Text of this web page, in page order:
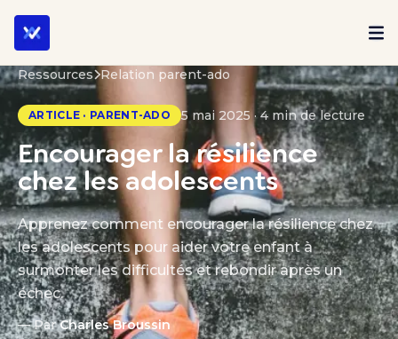
Ressources Relation parent-ado
ARTICLE · PARENT-ADO 5 mai 2025 · 4 min de lecture
Encourager la résilience
chez les adolescents
Apprenez comment encourager la résilience chez
les adolescents pour aider votre enfant à
surmonter les difficultés et rebondir après un
échec.
— ParCharles Broussin